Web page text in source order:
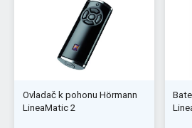
Ovladač k pohonu Hörmann
LineaMatic 2